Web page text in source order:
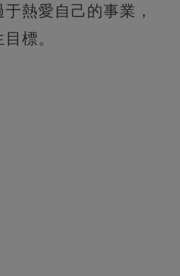
熱愛自己的事業，
標。